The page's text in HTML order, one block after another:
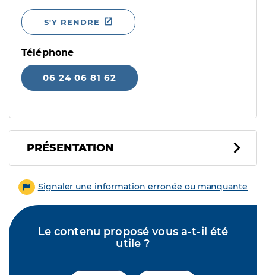
S'Y RENDRE
Téléphone
06 24 06 81 62
PRÉSENTATION
Signaler une information erronée ou manquante
Le contenu proposé vous a-t-il été
utile ?